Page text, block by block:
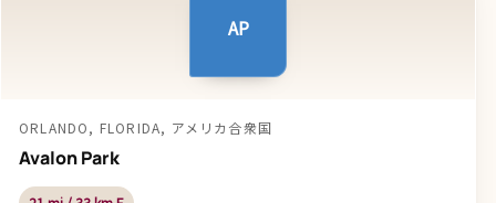
AP
ORLANDO, FLORIDA, アメリカ合衆国
Avalon Park